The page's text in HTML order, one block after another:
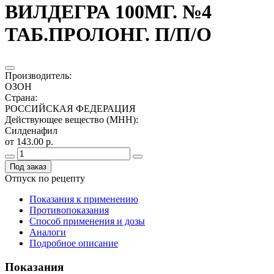
ВИЛДЕГРА 100МГ. №4
ТАБ.ПРОЛОНГ. П/П/О
Производитель:
ОЗОН
Страна:
РОССИЙСКАЯ ФЕДЕРАЦИЯ
Действующее вещество (МНН):
Силденафил
от 143.00 р.
Под заказ
Отпуск по рецепту
Показания к применению
Противопоказания
Способ применения и дозы
Аналоги
Подробное описание
Показания